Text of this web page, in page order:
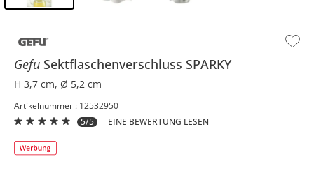
Gefu Sektflaschenverschluss SPARKY
H 3,7 cm, Ø 5,2 cm
Artikelnummer : 12532950
5/5
EINE BEWERTUNG LESEN